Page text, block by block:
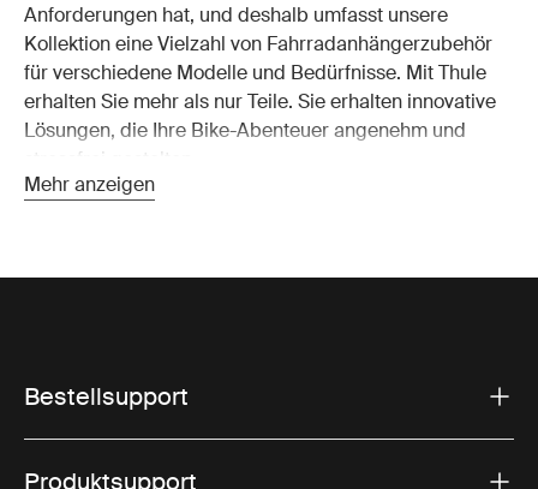
Anforderungen hat, und deshalb umfasst unsere
Kollektion eine Vielzahl von Fahrradanhängerzubehör
für verschiedene Modelle und Bedürfnisse. Mit Thule
erhalten Sie mehr als nur Teile. Sie erhalten innovative
Lösungen, die Ihre Bike-Abenteuer angenehm und
stressfrei gestalten.
an Ersatzteilen für
Kupplungen sind unsere Fahrradanhängerteile so
Mehr anzeigen
Bestellsupport
Produktsupport